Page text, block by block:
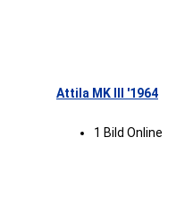
Attila MK III '1964
1 Bild Online